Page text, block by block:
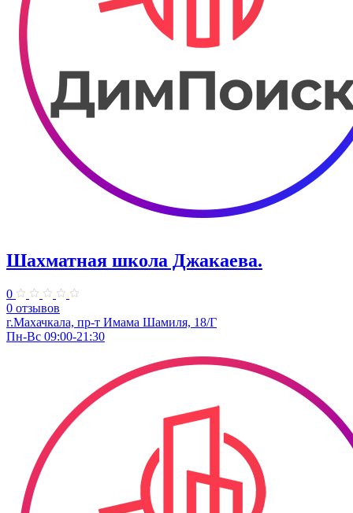
Шахматная школа Джакаева.
0
0 отзывов
г.Махачкала, пр-т Имама Шамиля, 18/Г
Пн-Вс 09:00-21:30